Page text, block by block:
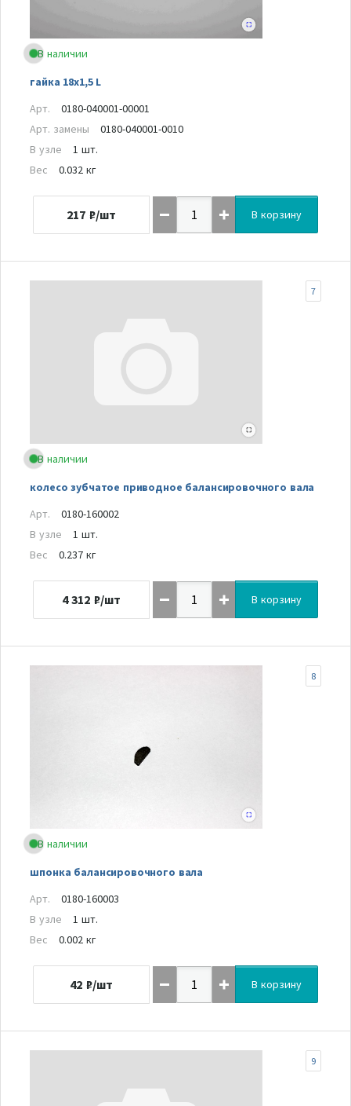
В наличии
гайка 18х1,5 L
Арт.
0180-040001-00001
Арт. замены
0180-040001-0010
В узле
1 шт.
Вес
0.032 кг
217 ₽/шт В корзину
В наличии
колесо зубчатое приводное балансировочного вала
7
Арт.
0180-160002
В узле
1 шт.
Вес
0.237 кг
4 312 ₽/шт В корзину
В наличии
шпонка балансировочного вала
8
Арт.
0180-160003
В узле
1 шт.
Вес
0.002 кг
42 ₽/шт В корзину
9